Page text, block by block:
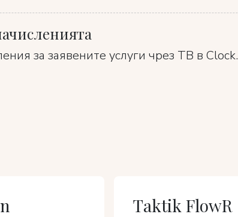
за заявените услуги чрез ТВ в Clock.
Taktik FlowR